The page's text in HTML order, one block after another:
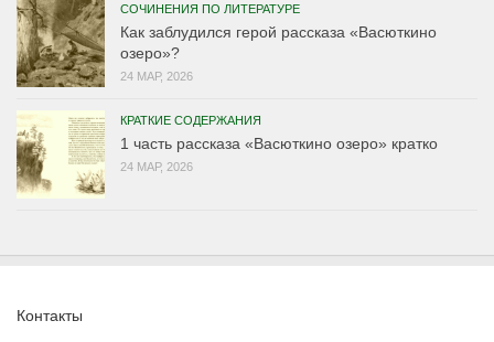
СОЧИНЕНИЯ ПО ЛИТЕРАТУРЕ
Как заблудился герой рассказа «Васюткино
озеро»?
24 МАР, 2026
КРАТКИЕ СОДЕРЖАНИЯ
1 часть рассказа «Васюткино озеро» кратко
24 МАР, 2026
Контакты